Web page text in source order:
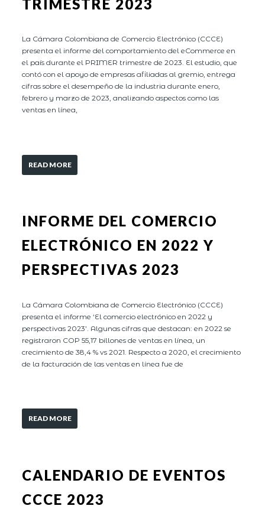
TRIMESTRE 2023
La Cámara Colombiana de Comercio Electrónico (CCCE)
presenta el informe del comportamiento del eCommerce en
el país durante el PRIMER trimestre de 2023. El estudio, que
contó con el apoyo de empresas afiliadas al gremio, entrega
cifras sobre el desempeño de la industria durante enero,
febrero y marzo de 2023, analizando aspectos como las
ventas en línea,
READ MORE
INFORME DEL COMERCIO
ELECTRÓNICO EN 2022 Y
PERSPECTIVAS 2023
La Cámara Colombiana de Comercio Electrónico (CCCE)
presenta el informe ‘El comercio electrónico en 2022 y
perspectivas 2023’. Algunas cifras que destacan: en 2022 se
registraron COP 55,17 billones de ventas en línea, un
crecimiento de 38,4 % vs 2021. Respecto a 2020, el crecimiento
de la facturación de las ventas en línea fue de
READ MORE
CALENDARIO DE EVENTOS
CCCE 2023